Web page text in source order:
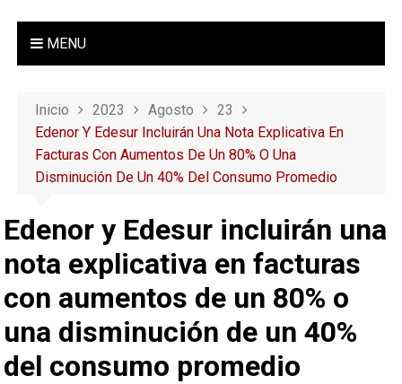
MENU
Inicio 2023 Agosto
23
Edenor Y Edesur Incluirán Una Nota Explicativa En
Facturas Con Aumentos De Un 80% O Una
Disminución De Un 40% Del Consumo Promedio
Edenor y Edesur incluirán una
nota explicativa en facturas
con aumentos de un 80% o
una disminución de un 40%
del consumo promedio